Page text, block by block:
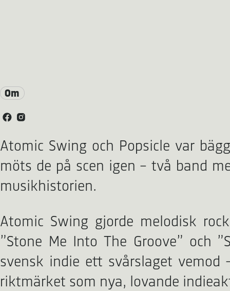
Om
Atomic Swing och Popsicle var
möts de på scen igen – två band
musikhistorien.
Atomic Swing gjorde melodisk
”Stone Me Into The Groove” och
svensk indie ett svårslaget vemod
riktmärket som nya, lovande